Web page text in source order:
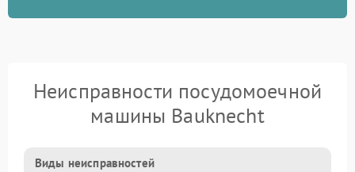
Неисправности посудомоечной
машины Bauknecht
Виды неисправностей